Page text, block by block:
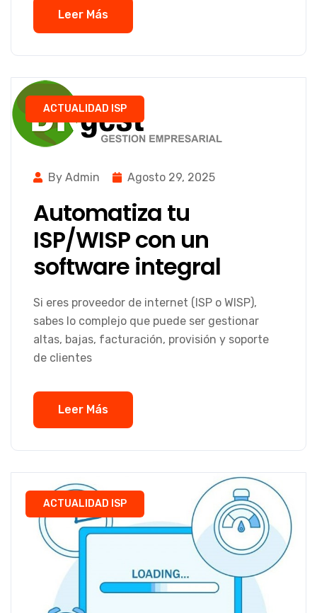
Leer Más
ACTUALIDAD ISP
By Admin Agosto 29, 2025
Automatiza tu
ISP/WISP con un
software integral
Si eres proveedor de internet (ISP o WISP),
sabes lo complejo que puede ser gestionar
altas, bajas, facturación, provisión y soporte
de clientes
Leer Más
ACTUALIDAD ISP